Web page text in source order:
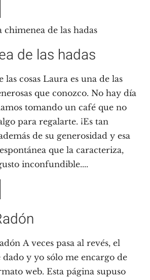
de las hadas
cosas Laura es una de las
que conozco. No hay día
tomando un café que no
para regalarte. ¡Es tan
de su generosidad y esa
que la caracteriza,
inconfundible....
A veces pasa al revés, el
y yo sólo me encargo de
web. Esta página supuso